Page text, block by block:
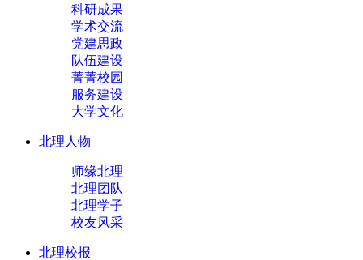
科研成果
学术交流
党建思政
队伍建设
菁菁校园
服务建设
大学文化
北理人物
师缘北理
北理团队
北理学子
校友风采
北理校报